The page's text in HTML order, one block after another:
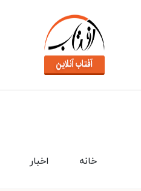
اخبار خانه